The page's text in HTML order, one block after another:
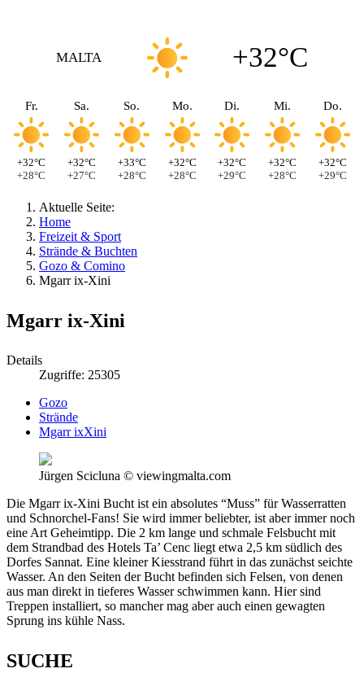
MALTA +32°C
Fr.
+32°C
+28°C
Sa.
+32°C
+27°C
So.
+33°C
+28°C
Mo.
+32°C
+28°C
Di.
+32°C
+29°C
Mi.
+32°C
+28°C
Do.
+32°C
+29°C
Aktuelle Seite:
Home
Freizeit & Sport
Strände & Buchten
Gozo & Comino
Mgarr ix-Xini
Mgarr ix-Xini
Details
Zugriffe: 25305
Gozo
Strände
Mgarr ixXini
Jürgen Scicluna © viewingmalta.com
Die Mgarr ix-Xini Bucht ist ein absolutes “Muss” für Wasserratten
und Schnorchel-Fans! Sie wird immer beliebter, ist aber immer noch
eine Art Geheimtipp. Die 2 km lange und schmale Felsbucht mit
dem Strandbad des Hotels Ta’ Cenc liegt etwa 2,5 km südlich des
Dorfes Sannat. Eine kleiner Kiesstrand führt in das zunächst seichte
Wasser. An den Seiten der Bucht befinden sich Felsen, von denen
aus man direkt in tieferes Wasser schwimmen kann. Hier sind
Treppen installiert, so mancher mag aber auch einen gewagten
Sprung ins kühle Nass.
SUCHE